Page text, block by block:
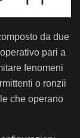
da due
pari a
fenomeni
o ronzii
che operano